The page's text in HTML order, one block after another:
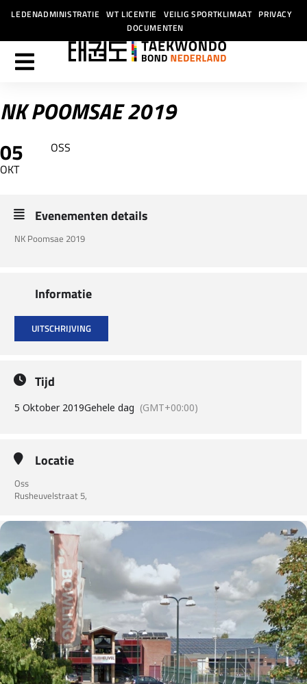
LEDENADMINISTRATIE WT LICENTIE VEILIG SPORTKLIMAAT PRIVACY
DOCUMENTEN
NK POOMSAE 2019
05
OKT
OSS
Evenementen details
NK Poomsae 2019
Informatie
UITSCHRIJVING
Tijd
5 Oktober 2019Gehele dag (GMT+00:00)
Locatie
Oss
Rusheuvelstraat 5,